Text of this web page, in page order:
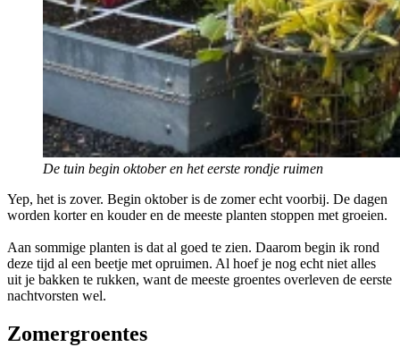
De tuin begin oktober en het eerste rondje ruimen
Yep, het is zover. Begin oktober is de zomer echt voorbij. De dagen
worden korter en kouder en de meeste planten stoppen met groeien.
Aan sommige planten is dat al goed te zien. Daarom begin ik rond
deze tijd al een beetje met opruimen. Al hoef je nog echt niet alles
uit je bakken te rukken, want de meeste groentes overleven de eerste
nachtvorsten wel.
Zomergroentes